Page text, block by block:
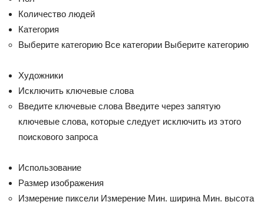
Количество людей
Категория
Выберите категорию Все категории Выберите категорию
Художники
Исключить ключевые слова
Введите ключевые слова Введите через запятую
ключевые слова, которые следует исключить из этого
поискового запроса
Использование
Размер изображения
Измерение пиксели Измерение Мин. ширина Мин. высота